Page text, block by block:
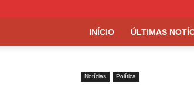
INÍCIO ÚLTIMAS
Notícias Política